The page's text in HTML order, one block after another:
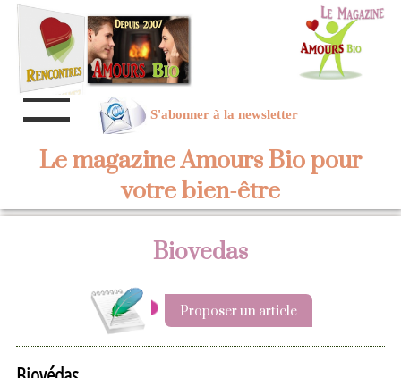
S'abonner à la newsletter
Le magazine Amours Bio pour
votre bien-être
Biovedas
Proposer un article